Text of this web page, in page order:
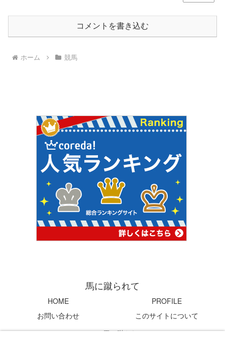
コメントを書き込む
ホーム 競馬
馬に蹴られて
HOME
PROFILE
お問い合わせ
このサイトについて
© 2004 馬に蹴られて.